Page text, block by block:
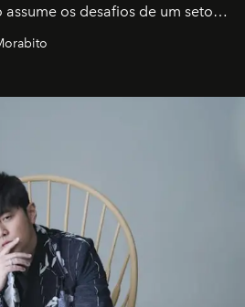
os desafios de um setor
o conceito de luxo